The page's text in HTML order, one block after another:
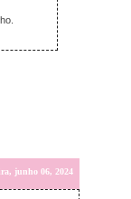
junho 06, 2024